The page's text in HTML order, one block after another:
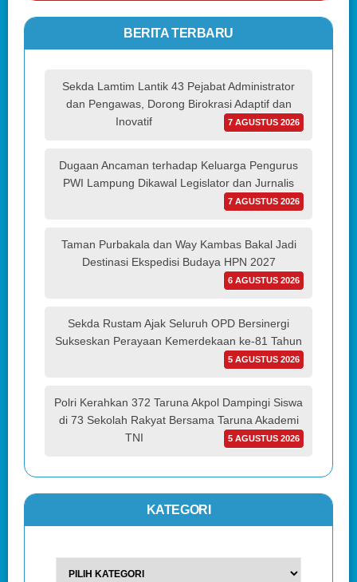
BERITA TERBARU
Sekda Lamtim Lantik 43 Pejabat Administrator
dan Pengawas, Dorong Birokrasi Adaptif dan
Inovatif
7 AGUSTUS 2026
Dugaan Ancaman terhadap Keluarga Pengurus
PWI Lampung Dikawal Legislator dan Jurnalis
7 AGUSTUS 2026
Taman Purbakala dan Way Kambas Bakal Jadi
Destinasi Ekspedisi Budaya HPN 2027
6 AGUSTUS 2026
Sekda Rustam Ajak Seluruh OPD Bersinergi
Sukseskan Perayaan Kemerdekaan ke-81 Tahun
5 AGUSTUS 2026
Polri Kerahkan 372 Taruna Akpol Dampingi Siswa
di 73 Sekolah Rakyat Bersama Taruna Akademi
TNI
5 AGUSTUS 2026
KATEGORI